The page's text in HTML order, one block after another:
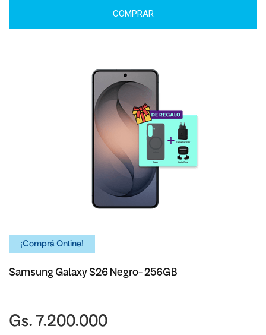
COMPRAR
¡Comprá Online!
Samsung Galaxy S26 Negro- 256GB
Gs. 7.200.000